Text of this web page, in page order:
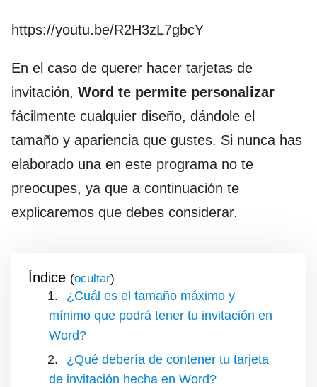
https://youtu.be/R2H3zL7gbcY
En el caso de querer hacer tarjetas de
invitación, Word te permite personalizar
fácilmente cualquier diseño, dándole el
tamaño y apariencia que gustes. Si nunca has
elaborado una en este programa no te
preocupes, ya que a continuación te
explicaremos que debes considerar.
Índice ( )
¿Cuál es el tamaño máximo y
mínimo que podrá tener tu invitación en
Word?
¿Qué debería de contener tu tarjeta
de invitación hecha en Word?